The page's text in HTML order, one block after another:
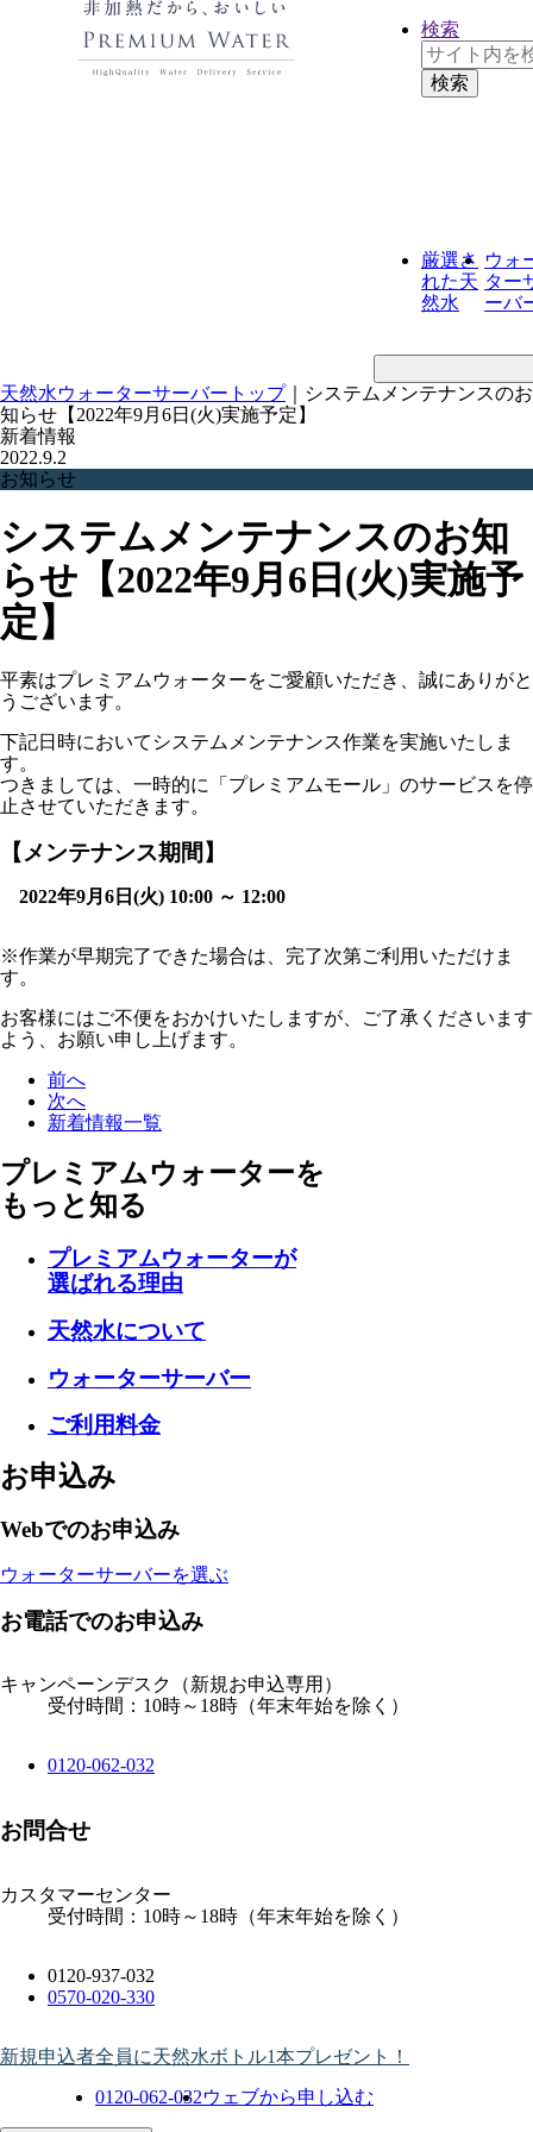
厳選さ
れた天
然水
ウォ
ター
ーバ
検索
天然水ウォーターサーバートップ｜
システムメンテナンスのお
知らせ【2022年9月6日(火)実施予定】
新着情報
2022.9.2
お知らせ
システムメンテナンスのお知
らせ【2022年9月6日(火)実施予
定】
平素はプレミアムウォーターをご愛顧いただき、誠にありがと
うございます。
下記日時においてシステムメンテナンス作業を実施いたしま
す。
つきましては、一時的に「プレミアムモール」のサービスを停
止させていただきます。
【メンテナンス期間】
2022年9月6日(火) 10:00 ～ 12:00
※作業が早期完了できた場合は、完了次第ご利用いただけま
す。
お客様にはご不便をおかけいたしますが、ご了承くださいます
よう、お願い申し上げます。
前へ
次へ
新着情報一覧
プレミアムウォーターを
もっと知る
プレミアムウォーターが
選ばれる理由
天然水について
ウォーターサーバー
ご利用料金
お申込み
Webでのお申込み
ウォーターサーバーを選ぶ
お電話でのお申込み
キャンペーンデスク
（新規お申込専用）
受付時間：10時～18時（年末年始を除く）
0120-062-032
お問合せ
カスタマーセンター
受付時間：10時～18時（年末年始を除く）
0120-937-032
0570-020-330
新規申込者全員に天然水ボトル1本プレゼント！
0120-062-032ウェブから申し込む